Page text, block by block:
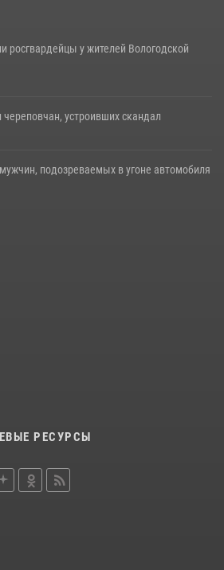
росгвардейцы у жителей Вологодской
устроивших скандал
подозреваемых в угоне автомобиля
РЕСУРСЫ